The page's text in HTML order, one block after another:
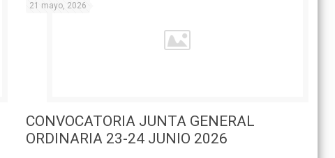
21 mayo, 2026
CONVOCATORIA JUNTA GENERAL
ORDINARIA 23-24 JUNIO 2026